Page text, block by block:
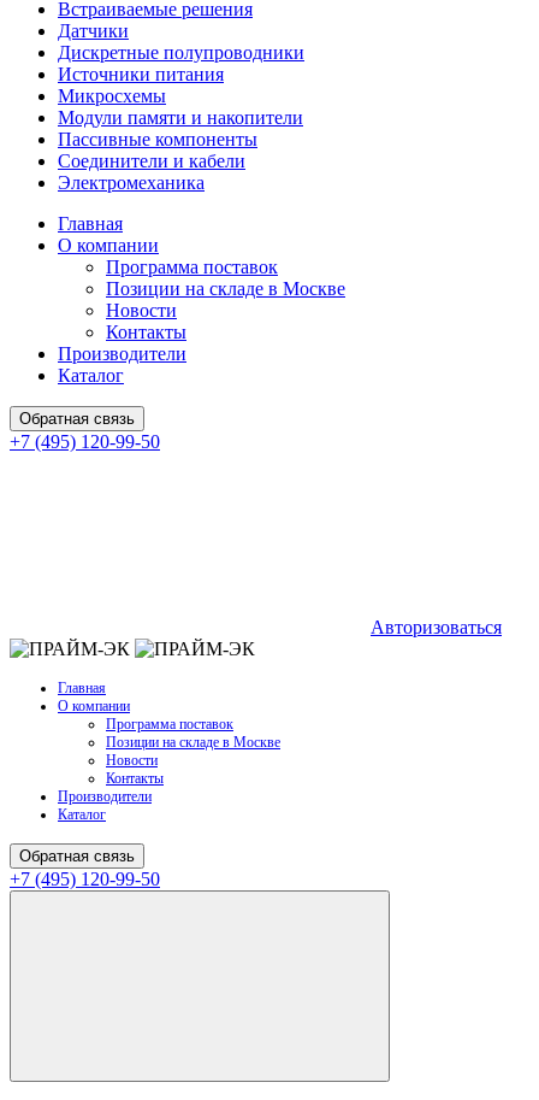
Встраиваемые решения
Датчики
Дискретные полупроводники
Источники питания
Микросхемы
Модули памяти и накопители
Пассивные компоненты
Соединители и кабели
Электромеханика
Главная
О компании
Программа поставок
Позиции на складе в Москве
Новости
Контакты
Производители
Каталог
Обратная связь
+7 (495) 120-99-50
Авторизоваться
Главная
О компании
Программа поставок
Позиции на складе в Москве
Новости
Контакты
Производители
Каталог
Обратная связь
+7 (495) 120-99-50